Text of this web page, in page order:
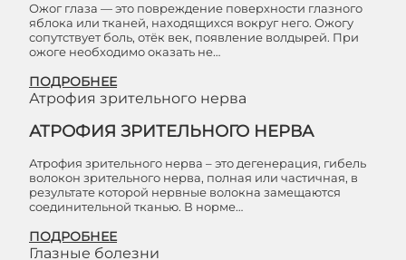
Ожог глаза — это повреждение поверхности глазного
яблока или тканей, находящихся вокруг него. Ожогу
сопутствует боль, отёк век, появление волдырей. При
ожоге необходимо оказать не…
ПОДРОБНЕЕ
Атрофия зрительного нерва
АТРОФИЯ ЗРИТЕЛЬНОГО НЕРВА
Атрофия зрительного нерва – это дегенерация, гибель
волокон зрительного нерва, полная или частичная, в
результате которой нервные волокна замещаются
соединительной тканью. В норме…
ПОДРОБНЕЕ
Глазные болезни